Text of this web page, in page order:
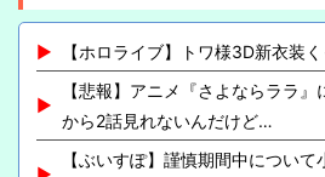
【ホロライブ】トワ様3D新衣装く
【悲報】アニメ『さよならララ
から2話見れないんだけど…
【ぶいすぽ】謹慎期間中につい